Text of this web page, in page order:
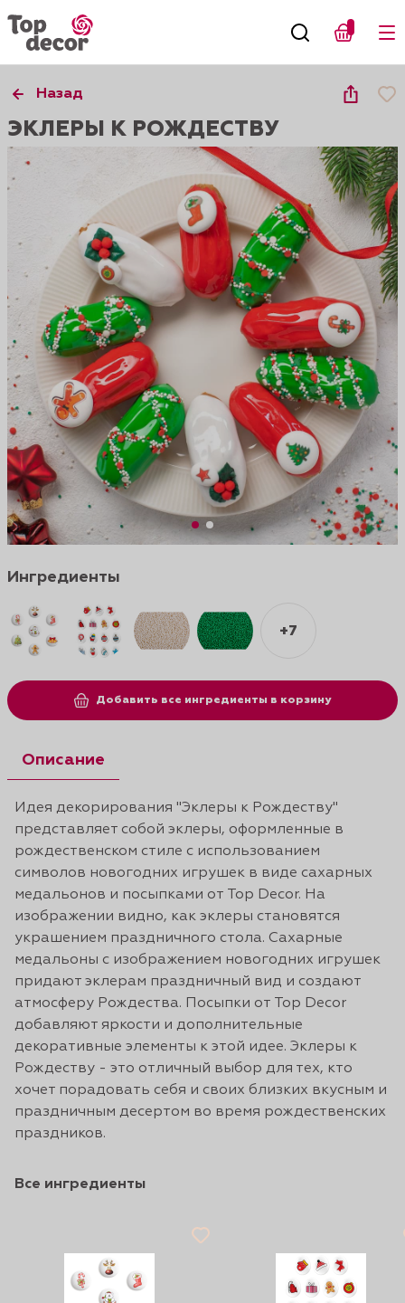
Назад
ЭКЛЕРЫ К РОЖДЕСТВУ
Ингредиенты
+7
Добавить все ингредиенты в корзину
Описание
Идея декорирования "Эклеры к Рождеству"
представляет собой эклеры, оформленные в
рождественском стиле с использованием
символов новогодних игрушек в виде сахарных
медальонов и посыпками от Top Decor. На
изображении видно, как эклеры становятся
украшением праздничного стола. Сахарные
медальоны с изображением новогодних игрушек
придают эклерам праздничный вид и создают
атмосферу Рождества. Посыпки от Top Decor
добавляют яркости и дополнительные
декоративные элементы к этой идее. Эклеры к
Рождеству - это отличный выбор для тех, кто
хочет порадовать себя и своих близких вкусным и
праздничным десертом во время рождественских
праздников.
Все ингредиенты